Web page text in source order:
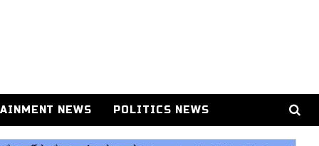
NEWS POLITICS NEWS